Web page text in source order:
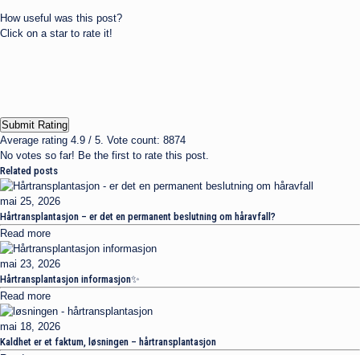
How useful was this post?
Click on a star to rate it!
Submit Rating
Average rating 4.9 / 5. Vote count: 8874
No votes so far! Be the first to rate this post.
Related posts
mai 25, 2026
Hårtransplantasjon – er det en permanent beslutning om håravfall?
Read more
mai 23, 2026
Hårtransplantasjon informasjon✨
Read more
mai 18, 2026
Kaldhet er et faktum, løsningen – hårtransplantasjon